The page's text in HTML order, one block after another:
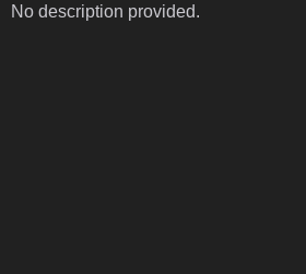
No description provided.